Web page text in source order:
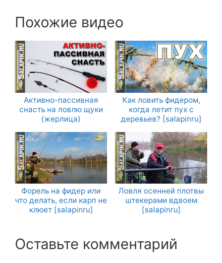
Похожие видео
Активно-пассивная
снасть на ловлю щуки
(жерлица)
Как ловить фидером,
когда летит пух с
деревьев? [salapinru]
Форель на фидер или
что делать, если карп не
клюет [salapinru]
Ловля осенней плотвы
штекерами вдвоем
[salapinru]
Оставьте комментарий